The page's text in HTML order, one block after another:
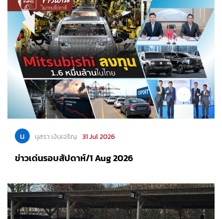
น นุสรา เงินเจริญ 31 Jul 2026
ข่าวเด่นรอบสัปดาห์/1 Aug 2026